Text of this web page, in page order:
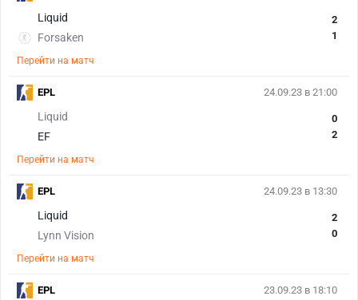
Liquid
Forsaken
2
1
Перейти на матч
24.09.23 в 21:00
Liquid
EF
0
2
Перейти на матч
EPL
24.09.23 в 13:30
Liquid
Lynn Vision
2
0
Перейти на матч
EPL
23.09.23 в 18:10
EPL